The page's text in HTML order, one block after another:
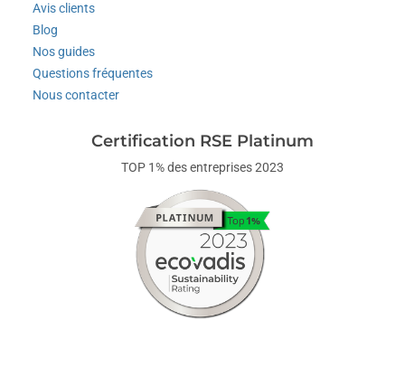
Avis clients
Blog
Nos guides
Questions fréquentes
Nous contacter
Certification RSE Platinum
TOP 1% des entreprises 2023